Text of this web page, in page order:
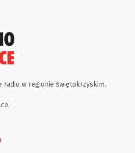
radio w regionie świętokrzyskim.